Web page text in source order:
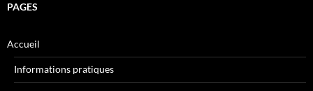
PAGES
Accueil
Informations pratiques